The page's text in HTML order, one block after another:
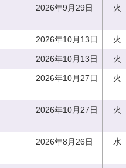
2026年9月29日 火
2026年10月13日 火
2026年10月13日 火
2026年10月27日 火
2026年10月27日 火
2026年8月26日 水